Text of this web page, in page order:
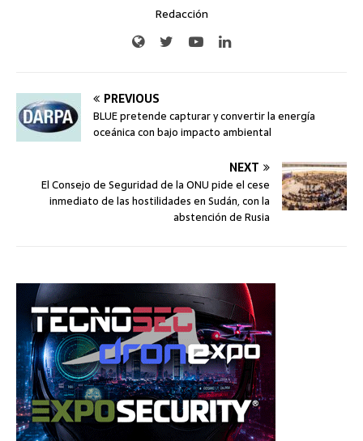
Redacción
PREVIOUS
BLUE pretende capturar y convertir la energía
oceánica con bajo impacto ambiental
NEXT
El Consejo de Seguridad de la ONU pide el cese
inmediato de las hostilidades en Sudán, con la
abstención de Rusia